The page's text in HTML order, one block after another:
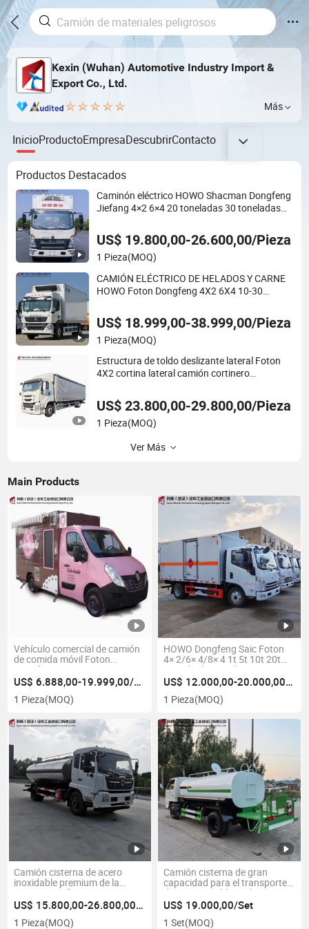
Kexin (Wuhan) Automotive Industry Import &
Export Co., Ltd.
Más
InicioProductoEmpresaDescubrirContacto
Productos Destacados
Caminón eléctrico HOWO Shacman Dongfeng
Jiefang 4×2 6×4 20 toneladas 30 toneladas
refrigerado camión refrigerado camión
congelador
US$ 19.800,00-26.600,00/Pieza
1 Pieza(MOQ)
CAMIÓN ELÉCTRICO DE HELADOS Y CARNE
HOWO Foton Dongfeng 4X2 6X4 10-30
Refrigerador Congelador Camión Móvil de
Comida
US$ 18.999,00-38.999,00/Pieza
1 Pieza(MOQ)
Estructura de toldo deslizante lateral Foton
4X2 cortina lateral camión cortinero
Oriente Medio
US$ 23.800,00-29.800,00/Pieza
1 Pieza(MOQ)
Ver Más
Main Products
Vehículo comercial de camión
de comida móvil Foton
Dongfeng para catering,
bocadillos, café, bebidas y
negocio de comida rápida,
vehículo de catering callejero
US$ 6.888,00-19.999,00/Pieza
1 Pieza(MOQ)
HOWO Dongfeng Saic Foton
4× 2/6× 4/8× 4 1t 5t 10t 20t
Camión de caja de carga
eléctrica o diésel
US$ 12.000,00-20.000,00/Pieza
1 Pieza(MOQ)
Camión cisterna de acero
inoxidable premium de la
marca Dongfeng en
condiciones nuevas 4×2
150HP para el transporte de
productos lácteos
US$ 15.800,00-26.800,00/Pieza
1 Pieza(MOQ)
Camión cisterna de gran
capacidad para el transporte
de agua potable en áreas
rurales. Camión de agua a la
venta en Arabia Saudita.
Camión cisterna usado
US$ 19.000,00/Set
1 Set(MOQ)